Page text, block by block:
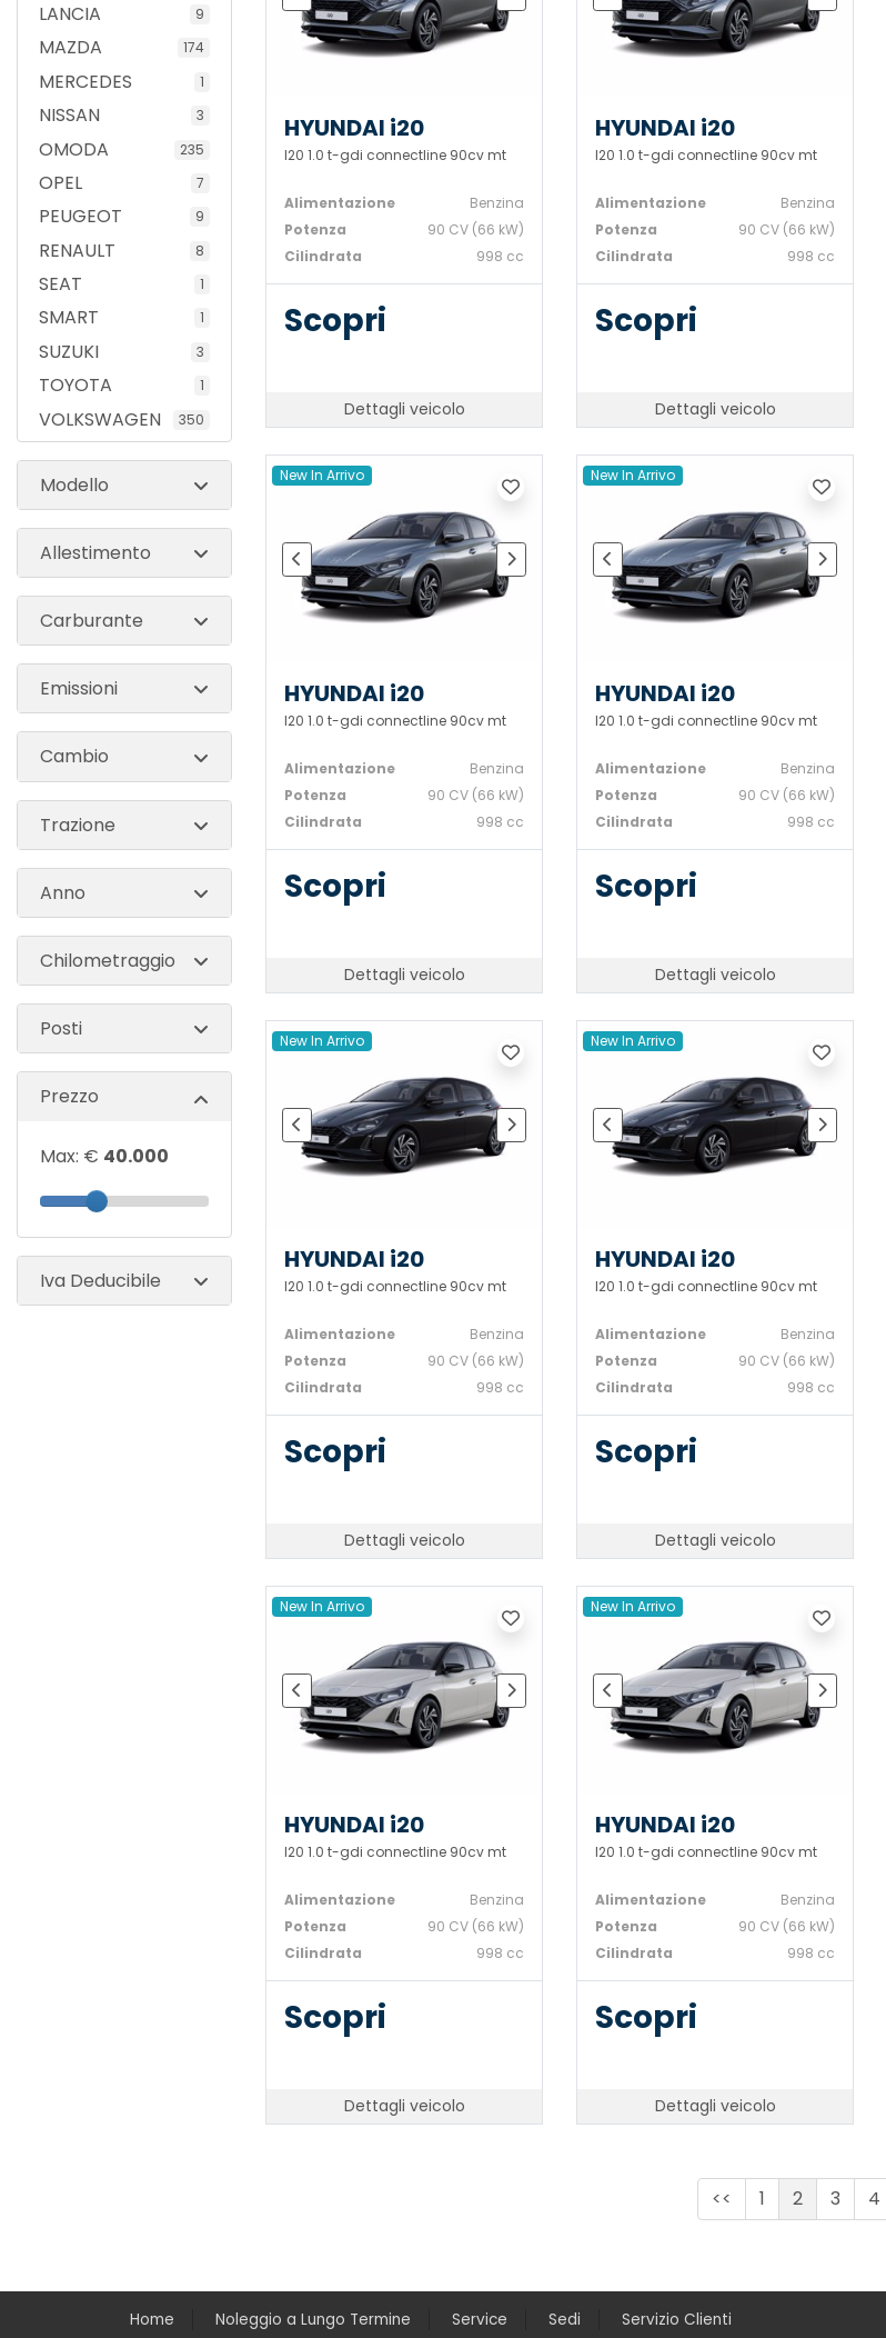
LANCIA 9
MAZDA 174
MERCEDES 1
NISSAN 3
OMODA 235
OPEL 7
PEUGEOT 9
RENAULT 8
SEAT 1
SMART 1
SUZUKI 3
TOYOTA 1
VOLKSWAGEN 350
Modello
Allestimento
Carburante
Emissioni
Cambio
Trazione
Anno
Chilometraggio
Posti
Prezzo
Max: € 40.000
Iva Deducibile
HYUNDAI i20
I20 1.0 t-gdi connectline 90cv mt
Alimentazione
Benzina
Potenza
90 CV (66 kW)
Cilindrata
998 cc
Scopri
Dettagli veicolo
HYUNDAI i20
I20 1.0 t-gdi connectline 90cv mt
Alimentazione
Benzina
Potenza
90 CV (66 kW)
Cilindrata
998 cc
Scopri
Dettagli veicolo
New In Arrivo
HYUNDAI i20
I20 1.0 t-gdi connectline 90cv mt
Alimentazione
Benzina
Potenza
90 CV (66 kW)
Cilindrata
998 cc
Scopri
Dettagli veicolo
New In Arrivo
HYUNDAI i20
I20 1.0 t-gdi connectline 90cv mt
Alimentazione
Benzina
Potenza
90 CV (66 kW)
Cilindrata
998 cc
Scopri
Dettagli veicolo
New In Arrivo
HYUNDAI i20
I20 1.0 t-gdi connectline 90cv mt
Alimentazione
Benzina
Potenza
90 CV (66 kW)
Cilindrata
998 cc
Scopri
Dettagli veicolo
New In Arrivo
HYUNDAI i20
I20 1.0 t-gdi connectline 90cv mt
Alimentazione
Benzina
Potenza
90 CV (66 kW)
Cilindrata
998 cc
Scopri
Dettagli veicolo
New In Arrivo
HYUNDAI i20
I20 1.0 t-gdi connectline 90cv mt
Alimentazione
Benzina
Potenza
90 CV (66 kW)
Cilindrata
998 cc
Scopri
Dettagli veicolo
New In Arrivo
HYUNDAI i20
I20 1.0 t-gdi connectline 90cv mt
Alimentazione
Benzina
Potenza
90 CV (66 kW)
Cilindrata
998 cc
Scopri
Dettagli veicolo
<< 1 2 3 4
Home Noleggio a Lungo Termine Service Sedi Servizio Clienti